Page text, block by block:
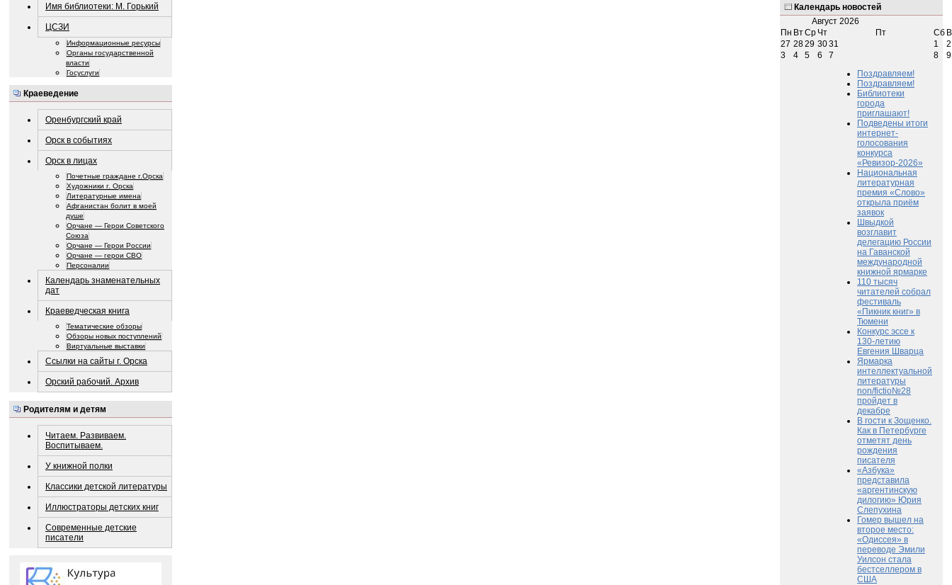
Имя библиотеки: М. Горький
ЦСЗИ
Информационные ресурсы
Органы государственной
власти
Госуслуги
Краеведение
Оренбургский край
Орск в событиях
Орск в лицах
Почетные граждане г.Орска
Художники г. Орска
Литературные имена
Афганистан болит в моей
душе
Орчане — Герои Советского
Союза
Орчане — Герои России
Орчане — герои СВО
Персоналии
Календарь знаменательных
дат
Краеведческая книга
Тематические обзоры
Обзоры новых поступлений
Виртуальные выставки
Ссылки на сайты г. Орска
Орский рабочий. Архив
Родителям и детям
Читаем. Развиваем.
Воспитываем.
У книжной полки
Классики детской литературы
Иллюстраторы детских книг
Современные детские
писатели
Календарь новостей
Август 2026
Пн ВтСр Чт Пт Сб
27 2829 3031 1
2
3
4 5 6
7
Поздравляем!
Поздравляем!
Библиотеки
города
приглашают!
Подведены итоги
интернет-
голосования
конкурса
«Ревизор-2026»
Национальная
литературная
премия «Слово»
открыла приём
заявок
Швыдкой
возглавит
делегацию России
на Гаванской
международной
книжной ярмарке
110 тысяч
читателей собрал
фестиваль
«Пикник книг» в
Тюмени
Конкурс эссе к
130-летию
Евгения Шварца
Ярмарка
интеллектуальной
литературы
non/fictio№28
пройдет в
декабре
В гости к Зощенко.
Как в Петербурге
отметят день
рождения
писателя
«Азбука»
представила
«аргентинскую
дилогию» Юрия
Слепухина
Гомер вышел на
второе место:
«Одиссея» в
переводе Эмили
Уилсон стала
бестселлером в
США
8 9